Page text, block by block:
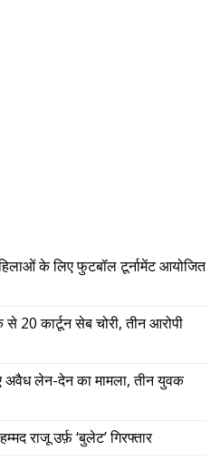
के लिए फुटबॉल टूर्नामेंट आयोजित
20 कार्टून सेब चोरी, तीन आरोपी
अवैध लेन-देन का मामला, तीन युवक
राजू उर्फ़ ‘बुलेट’ गिरफ्तार